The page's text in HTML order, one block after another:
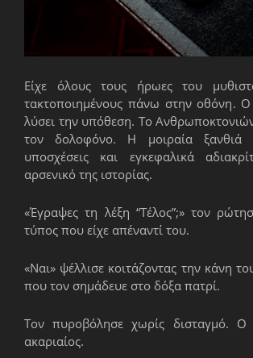
Είχε όλους τους ήρωες του
τακτοποιημένους πάνω στην οθόνη. Ο
λύσει την υπόθεση. Το
τον δολοφόνο. Η μοιραία ξανθιά
υποσχέσεις και εγκεφαλικά
αρσενικό της ιστορίας.
«Έγραψες τη λέξη “Τέλος”;» τον
τύπος που είχε απέναντί του.
«Ναι» ψέλλισε κοιτάζοντας την κάνη
που τον σημάδευε στο δόξα πατρί.
Τον πυροβόλησε χωρίς δισταγμό. Ο
ακαριαίος.